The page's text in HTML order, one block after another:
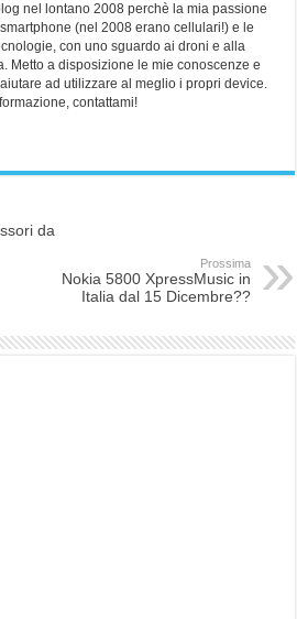
nel lontano 2008 perchè la mia passione
(nel 2008 erano cellulari!) e le
con uno sguardo ai droni e alla
Metto a disposizione le mie conoscenze e
ad utilizzare al meglio i propri device.
contattami!
da
Prossima
Nokia 5800 XpressMusic in
Italia dal 15 Dicembre??